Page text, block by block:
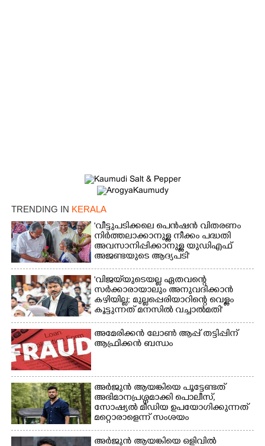
TRENDING IN KERALA
'വീട്ടുപടിക്കലെ പെൻഷൻ വിതരണം
നിർത്തലാക്കാനുള്ള നീക്കം പദ്ധതി
അവസാനിപ്പിക്കാനുള്ള യുഡിഎഫ്
അജണ്ടയുടെ ആദ്യപടി'
'വിജയ്‌യുടെയല്ല ഏതവന്റെ
സർക്കാരായാലും അനുവദിക്കാൻ
കഴിയില്ല; മുല്ലപ്പെരിയാറിന്റെ വെള്ളം
കൂട്ടുന്നത് മനസിൽ വച്ചാൽമതി'
അമേരിക്കൻ ലോൺ ആപ്പ് തട്ടിപ്പിന്
ആഫ്രിക്കൻ ബന്ധം
അർജുൻ ആയങ്കിയെ പൂട്ടേണ്ടത്
അഭിമാനപ്രശ്നമാക്കി പൊലീസ്,
സാേഷ്യൽ മീഡിയ ഉപയോഗിക്കുന്നത്
മറ്റൊരാളെന്ന് സംശയം
അർജുൻ ആയങ്കിയെ ഒളിവിൽ